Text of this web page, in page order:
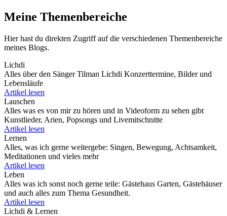
Meine Themenbereiche
Hier hast du direkten Zugriff auf die verschiedenen Themenbereiche
meines Blogs.
Lichdi
Alles über den Sänger Tilman Lichdi Konzerttermine, Bilder und
Lebensläufe
Artikel lesen
Lauschen
Alles was es von mir zu hören und in Videoform zu sehen gibt
Kunstlieder, Arien, Popsongs und Livemitschnitte
Artikel lesen
Lernen
Alles, was ich gerne weitergebe: Singen, Bewegung, Achtsamkeit,
Meditationen und vieles mehr
Artikel lesen
Leben
Alles was ich sonst noch gerne teile: Gästehaus Garten, Gästehäuser
und auch alles zum Thema Gesundheit.
Artikel lesen
Lichdi & Lernen